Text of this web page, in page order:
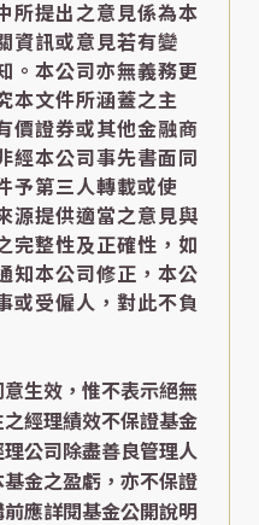
所提出之意見係為本
資訊或意見若有變
。本公司亦無義務更
本文件所涵蓋之主
價證券或其他金融商
經本公司事先書面同
予第三人轉載或使
源提供適當之意見與
完整性及正確性，如
知本公司修正，本公
或受僱人，對此不負
生效，惟不表示絕無
經理績效不保證基金
公司除盡善良管理人
金之盈虧，亦不保證
應詳閱基金公開說明